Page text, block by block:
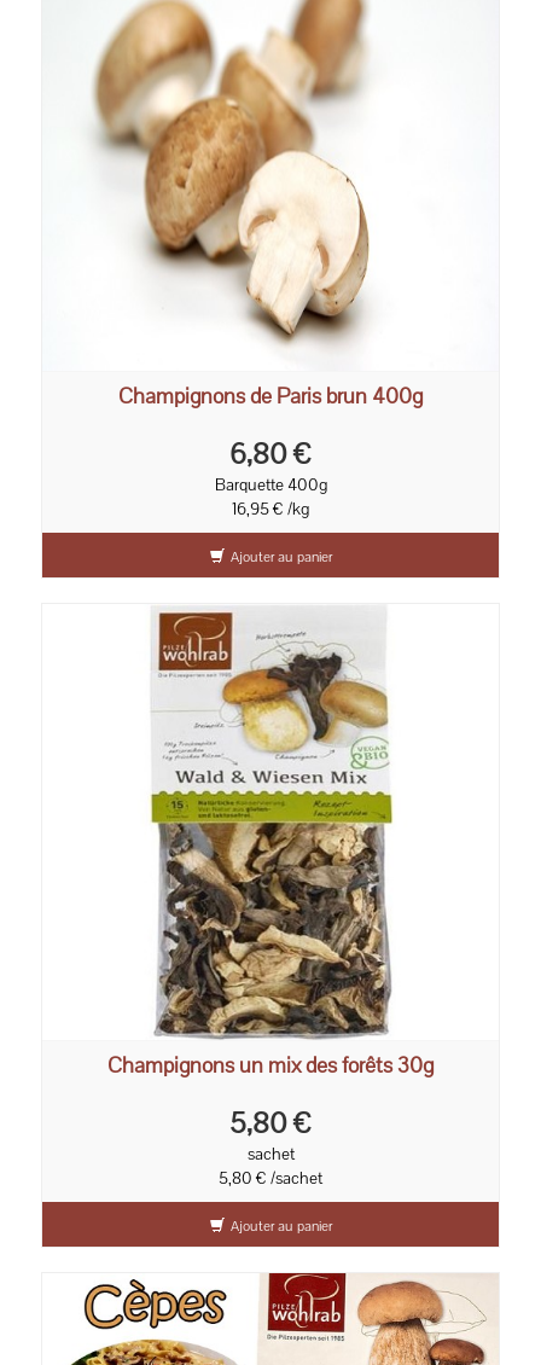
Champignons de Paris brun 400g
6,80 €
Barquette 400g
16,95 € /kg
Ajouter au panier
Champignons un mix des forêts 30g
5,80 €
sachet
5,80 € /sachet
Ajouter au panier